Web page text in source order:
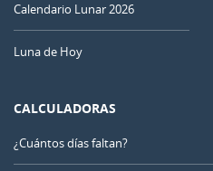
Calendario Lunar 2026
Luna de Hoy
CALCULADORAS
¿Cuántos días faltan?